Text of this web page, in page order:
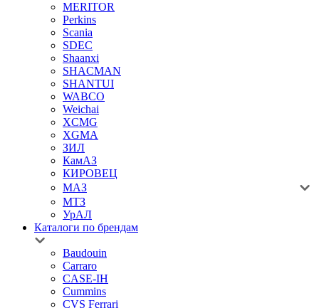
MERITOR
Perkins
Scania
SDEC
Shaanxi
SHACMAN
SHANTUI
WABCO
Weichai
XCMG
XGMA
ЗИЛ
КамАЗ
КИРОВЕЦ
МАЗ
МТЗ
УрАЛ
Каталоги по брендам
Baudouin
Carraro
CASE-IH
Cummins
CVS Ferrari